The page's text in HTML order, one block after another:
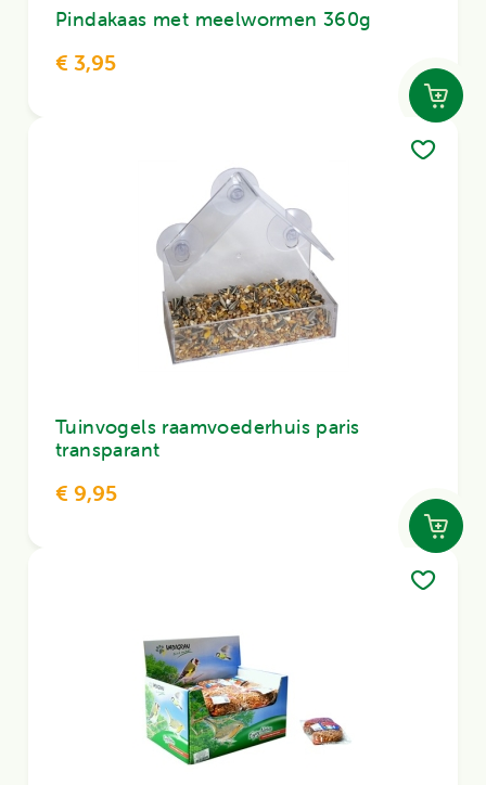
Pindakaas met meelwormen 360g
€ 3,95
Tuinvogels raamvoederhuis paris
transparant
€ 9,95